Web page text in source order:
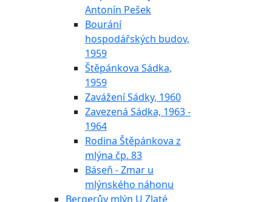
Antonín Pešek
Bourání
hospodářských budov,
1959
Štěpánkova Sádka,
1959
Zavážení Sádky, 1960
Zavezená Sádka, 1963 -
1964
Rodina Štěpánkova z
mlýna čp. 83
Báseň - Zmar u
mlýnského náhonu
Bergerův mlýn U Zlaté